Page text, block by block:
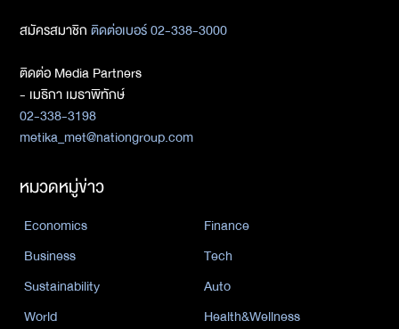
สมัครสมาชิกติดต่อเบอร์ 02-338-3000
ติดต่อ Media Partners
- เมธิกา เมธาพิทักษ์
02-338-3198
metika_met@nationgroup.com
หมวดหมู่ข่าว
Economics
Finance
Business
Tech
Sustainability
Auto
World
Health&Wellness